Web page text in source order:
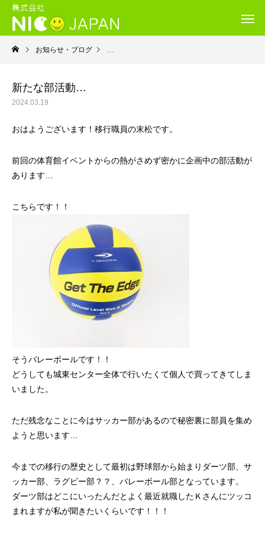
お知らせ・ブログ 就労移行支援・ニコサービス城東センター
新たな部活動…
2024.03.19
おはようございます！移行職員の末松です。
前回の体育館イベントからの熱がさめず密かに企画中の部活動が
あります…
こちらです！！
そうバレーボールです！！
どうしても城東センター全体で行いたくて個人で買ってきてしま
いました。
ただ残念なことに今はサッカー部があるので秘密裏に部員を集め
ようと思います…
今までの移行の歴史として最初は野球部から始まりダーツ部、サ
ッカー部、ラグビー部？？、バレーボール部となっています。
ダーツ部はどこにいったんだとよく最近就職したＫさんにツッコ
まれますが私が聞きたいくらいです！！！